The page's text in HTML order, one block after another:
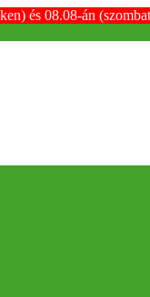
és 08.08-án